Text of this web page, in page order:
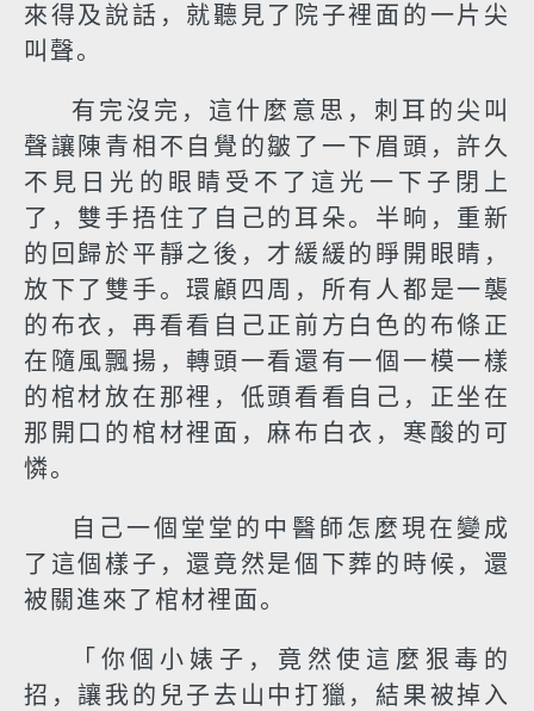
來得及說話，就聽見了院子裡面的一片尖
叫聲。
有完沒完，這什麼意思，刺耳的尖叫
聲讓陳青相不自覺的皺了一下眉頭，許久
不見日光的眼睛受不了這光一下子閉上
了，雙手捂住了自己的耳朵。半晌，重新
的回歸於平靜之後，才緩緩的睜開眼睛，
放下了雙手。環顧四周，所有人都是一襲
的布衣，再看看自己正前方白色的布條正
在隨風飄揚，轉頭一看還有一個一模一樣
的棺材放在那裡，低頭看看自己，正坐在
那開口的棺材裡面，麻布白衣，寒酸的可
憐。
自己一個堂堂的中醫師怎麼現在變成
了這個樣子，還竟然是個下葬的時候，還
被關進來了棺材裡面。
「你個小婊子，竟然使這麼狠毒的
招，讓我的兒子去山中打獵，結果被掉入